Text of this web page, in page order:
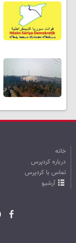
خانه
درباره کردپرس
تماس با کردپرس
آرشیو